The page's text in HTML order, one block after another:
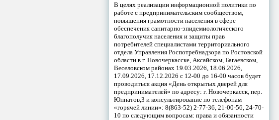
В целях реализации информационной политики по
работе с предпринимательским сообществом,
повышения грамотности населения в сфере
обеспечения санитарно-эпидемиологического
благополучия населения и защиты прав
потребителей специалистами территориального
отдела Управления Роспотребнадзора по Ростовской
области в г. Новочеркасске, Аксайском, Багаевском,
Веселовском районах 19.03.2026, 18.06.2026,
17.09.2026, 17.12.2026 с 12-00 до 16-00 часов будет
проводиться акция «День открытых дверей для
предпринимателей» по адресу: г. Новочеркасск, пер.
Юннатов,3 и консультирование по телефонам
«горячей линии»: 8(863-52) 2-77-36, 21-00-56, 24-70-
10 по следующим вопросам: права и обязанности